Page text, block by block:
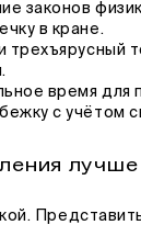
законов
в кране.
трехъярусный
время для
с учётом
лучше